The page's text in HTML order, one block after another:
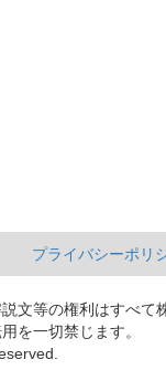
プライバシーポリ
文等の権利はすべて
を一切禁じます。